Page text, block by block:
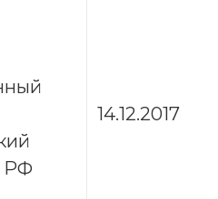
РФ
14.12.2017